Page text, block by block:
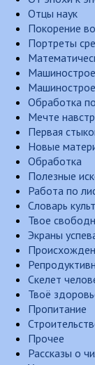
Отцы наук
Покорение
Портреты
Обработка
Мечте
Первая
Новые
Обработка
Полезные
Работа по
Словарь
Твое
Экраны
Скелет
Твоё
Пропитание
Прочее
Рассказы о